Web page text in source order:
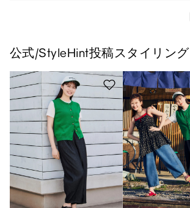
公式/StyleHint投稿スタイリング